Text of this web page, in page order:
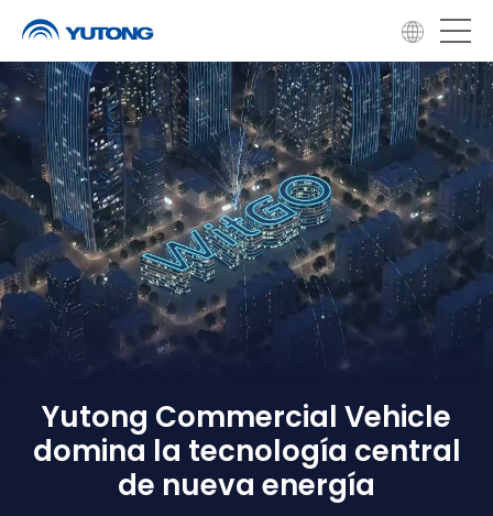
Yutong Commercial Vehicle
domina la tecnología central
de nueva energía